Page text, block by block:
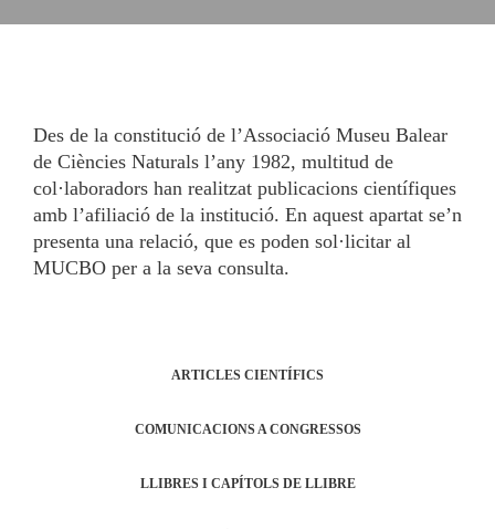
Des de la constitució de l’Associació Museu Balear
de Ciències Naturals l’any 1982, multitud de
col·laboradors han realitzat publicacions científiques
amb l’afiliació de la institució. En aquest apartat se’n
presenta una relació, que es poden sol·licitar al
MUCBO per a la seva consulta.
ARTICLES CIENTÍFICS
COMUNICACIONS A CONGRESSOS
LLIBRES I CAPÍTOLS DE LLIBRE